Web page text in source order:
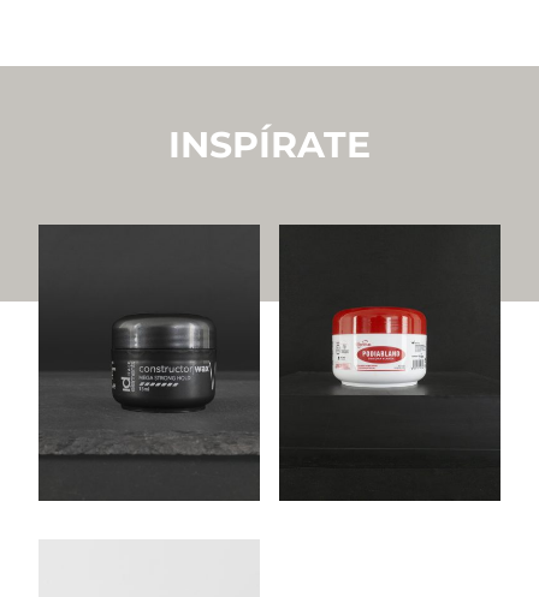
INSPÍRATE